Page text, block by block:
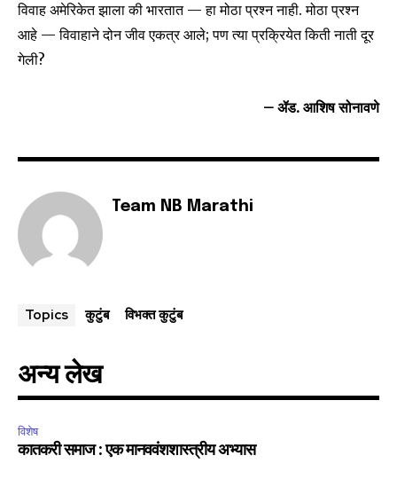
विवाह अमेरिकेत झाला की भारतात — हा मोठा प्रश्न नाही. मोठा प्रश्न
आहे — विवाहाने दोन जीव एकत्र आले; पण त्या प्रक्रियेत किती नाती दूर
गेली?
– ॲड. आशिष सोनावणे
Team NB Marathi
Topics कुटुंब विभक्त कुटुंब
अन्य लेख
विशेष
कातकरी समाज : एक मानववंशशास्त्रीय अभ्यास